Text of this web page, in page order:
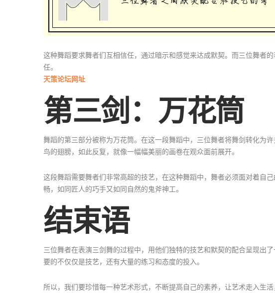
这种舞蹈要求舞者们互相信任，通过暗示和感觉来达成默契。而三位舞者
任。
天策论坛网址
第三剑：万花筒
舞蹈的第三部分被称为万花筒。在这一段舞蹈中，三位舞者将舞剑转化为
鸟的翅膀，如此反复，就像一幅幅美丽的画卷在观众面前展开。
这段舞蹈需要舞者们非常高超的技艺，在这种舞蹈中，舞者必须面对着自
畅，如同匠人的巧手又如同自然的鬼斧神工。
结束语
三位舞者在表演三剑舞的过程中，用他们独特的技艺和默契的配合呈现出
要的不仅仅是技艺，还有大量的练习和态度的投入。
所以，我们要珍惜每一种艺术形式，不断提高自己的素养，让艺术走入生活